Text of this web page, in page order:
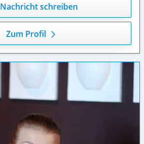
Nachricht schreiben
Zum Profil